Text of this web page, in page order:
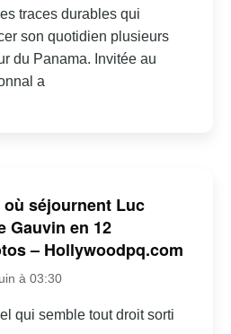
traces durables qui
son quotidien plusieurs
du Panama. Invitée au
a
séjournent Luc
Gauvin en 12
– Hollywoodpq.com
à 03:30
qui semble tout droit sorti